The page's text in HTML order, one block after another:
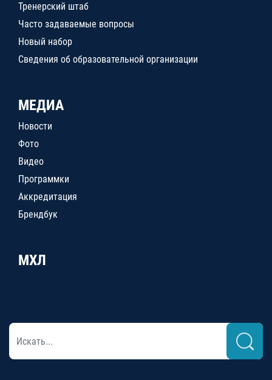
Тренерский штаб
Часто задаваемые вопросы
Новый набор
Сведения об образовательной организации
МЕДИА
Новости
Фото
Видео
Программки
Аккредитация
Брендбук
МХЛ